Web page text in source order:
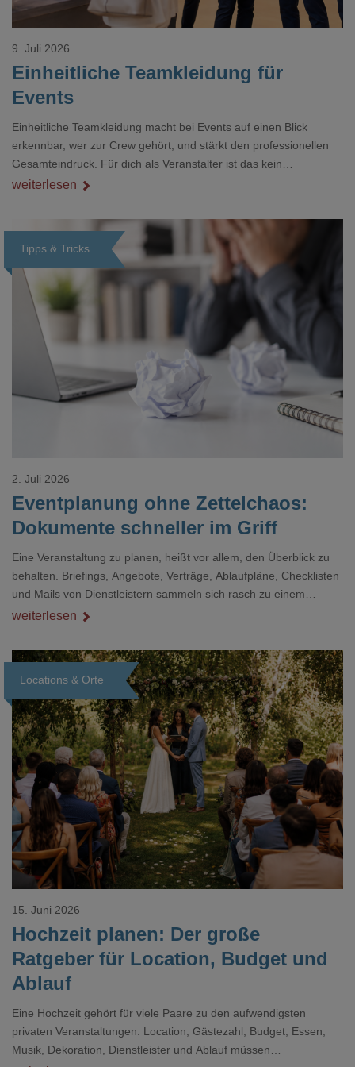
Einheitliche Teamkleidung für
Events
9. Juli 2026
Einheitliche Teamkleidung macht bei Events auf einen Blick
erkennbar, wer zur Crew gehört, und stärkt den professionellen
Gesamteindruck. Für dich als Veranstalter ist das kein
Nebenthema: Bei Textilien mit Stickerei oder mehreren
weiterlesen
Tipps & Tricks
Loading...
Eventplanung ohne Zettelchaos:
Dokumente schneller im Griff
2. Juli 2026
Eine Veranstaltung zu planen, heißt vor allem, den Überblick zu
behalten. Briefings, Angebote, Verträge, Ablaufpläne, Checklisten
und Mails von Dienstleistern sammeln sich rasch zu einem
unübersichtlichen Stapel. Wer schon einmal kurz vor einem Event
Dokument gesucht hat, kennt das mulmige Gefühl.
weiterlesen
Locations & Orte
Loading...
Hochzeit planen: Der große
Ratgeber für Location, Budget und
Ablauf
15. Juni 2026
Eine Hochzeit gehört für viele Paare zu den aufwendigsten
privaten Veranstaltungen. Location, Gästezahl, Budget, Essen,
Musik, Dekoration, Dienstleister und Ablauf müssen